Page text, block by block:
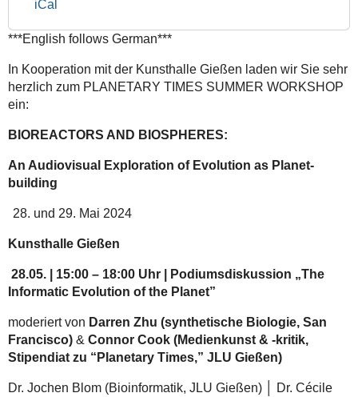
2024-
05-
28T15:00:00+02:00
2024-
05-
29T19:30:00+02:00
Audiovisual
of
Evolution
as
building.
Workshop
und
Performance
iCal
***English follows German***
In Kooperation mit der Kunsthalle Gießen laden wir Sie sehr
herzlich zum PLANETARY TIMES SUMMER WORKSHOP
ein:
BIOREACTORS AND BIOSPHERES:
An Audiovisual Exploration of Evolution as Planet-
building
und 29. Mai 2024
Kunsthalle Gießen
28.05. | 15:00 – 18:00 Uhr | Podiumsdiskussion „The
Informatic Evolution of the Planet”
moderiert von Darren Zhu (synthetische Biologie, San
Francisco) & Connor Cook (Medienkunst & -kritik,
Stipendiat zu “Planetary Times,” JLU Gießen)
Dr. Jochen Blom (Bioinformatik, JLU Gießen) │ Dr. Cécile